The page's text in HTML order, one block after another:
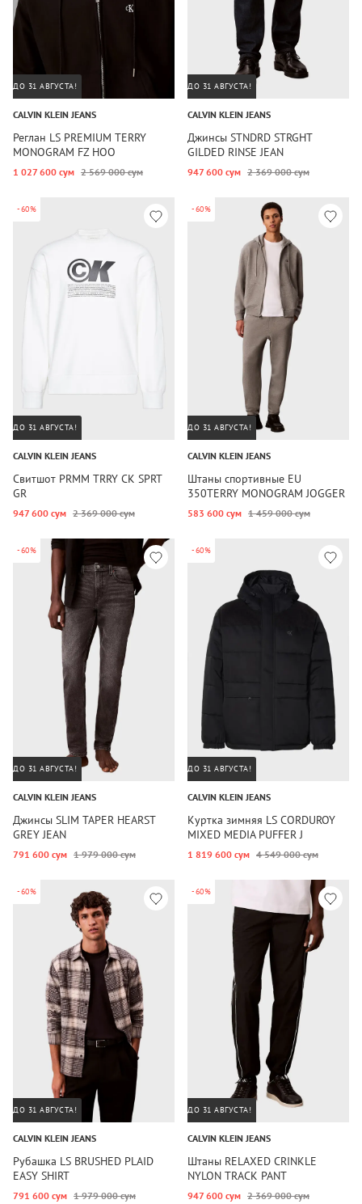
ДО 31 АВГУСТА!
CALVIN KLEIN JEANS
Реглан LS PREMIUM TERRY
MONOGRAM FZ HOO
1 027 600 сум 2 569 000 сум
ДО 31 АВГУСТА!
CALVIN KLEIN JEANS
Джинсы STNDRD STRGHT
GILDED RINSE JEAN
947 600 сум 2 369 000 сум
-60%
ДО 31 АВГУСТА!
CALVIN KLEIN JEANS
Свитшот PRMM TRRY CK SPRT
GR
947 600 сум 2 369 000 сум
-60%
ДО 31 АВГУСТА!
CALVIN KLEIN JEANS
Штаны спортивные EU
350TERRY MONOGRAM JOGGER
583 600 сум 1 459 000 сум
-60%
ДО 31 АВГУСТА!
CALVIN KLEIN JEANS
Джинсы SLIM TAPER HEARST
GREY JEAN
791 600 сум 1 979 000 сум
-60%
ДО 31 АВГУСТА!
CALVIN KLEIN JEANS
Куртка зимняя LS CORDUROY
MIXED MEDIA PUFFER J
1 819 600 сум 4 549 000 сум
-60%
ДО 31 АВГУСТА!
CALVIN KLEIN JEANS
Рубашка LS BRUSHED PLAID
EASY SHIRT
791 600 сум 1 979 000 сум
-60%
ДО 31 АВГУСТА!
CALVIN KLEIN JEANS
Штаны RELAXED CRINKLE
NYLON TRACK PANT
947 600 сум 2 369 000 сум